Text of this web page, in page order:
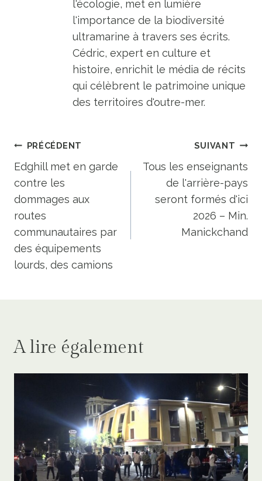
l'écologie, met en lumière
l'importance de la biodiversité
ultramarine à travers ses écrits.
Cédric, expert en culture et
histoire, enrichit le média de récits
qui célèbrent le patrimoine unique
des territoires d'outre-mer.
Navigation
de
l’article
PRÉCÉDENT
Edghill met en garde
contre les
dommages aux
routes
communautaires par
des équipements
lourds, des camions
SUIVANT
Tous les enseignants
de l'arrière-pays
seront formés d'ici
2026 – Min.
Manickchand
A lire également